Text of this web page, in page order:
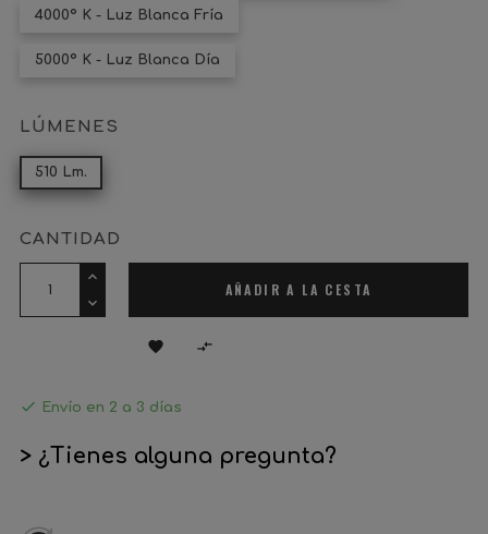
4000º K - Luz Blanca Fría
5000º K - Luz Blanca Día
LÚMENES
510 Lm.
CANTIDAD
AÑADIR A LA CESTA
 
 Envío en 2 a 3 días
> ¿Tienes alguna pregunta?